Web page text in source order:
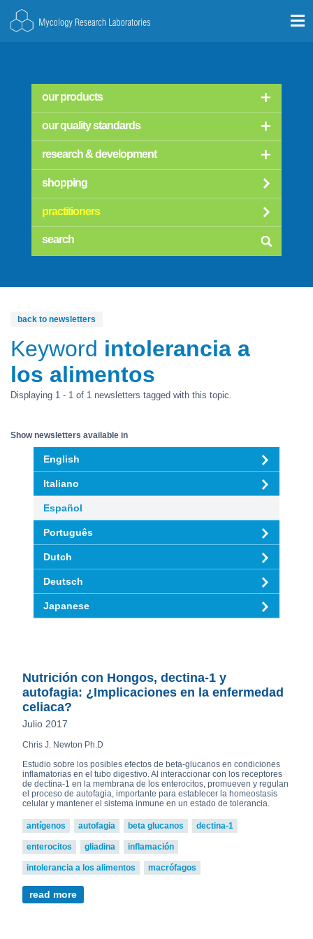
our products
our quality standards
research & development
shopping
practitioners
Keyword intolerancia a
los alimentos
back to newsletters
Displaying 1 - 1 of 1 newsletters tagged with this topic.
Show newsletters available in
English
Italiano
Español
Português
Dutch
Deutsch
Japanese
Nutrición con Hongos, dectina-1 y
autofagia: ¿Implicaciones en la enfermedad
celiaca?
Julio 2017
Chris J. Newton Ph.D
Estudio sobre los posibles efectos de beta-glucanos en condiciones
inflamatorias en el tubo digestivo. Al interaccionar con los receptores
de dectina-1 en la membrana de los enterocitos, promueven y regulan
el proceso de autofagia, importante para establecer la homeostasis
celular y mantener el sistema inmune en un estado de tolerancia.
antígenos autofagia beta glucanos dectina-1
enterocitos gliadina inflamación
intolerancia a los alimentos macrófagos
read more